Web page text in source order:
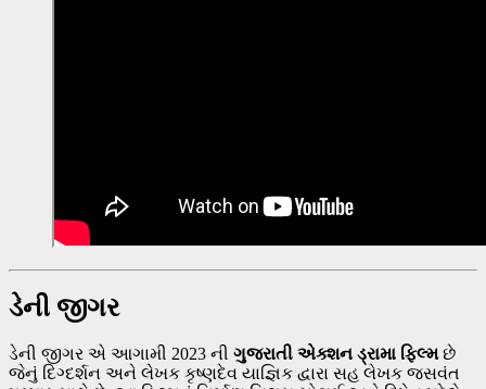
ડેની જીગર
ડેની જીગર એ આગામી 2023 ની ગુજરાતી એક્શન ડ્રામા ફિલ્મછે
જેનું દિગ્દર્શન અને લેખક કૃષ્ણદેવ યાજ્ઞિક દ્વારા સહ લેખક જસવંત